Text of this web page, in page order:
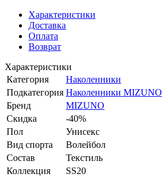
Характеристики
Доставка
Оплата
Возврат
Характеристики
Категория
Наколенники
Подкатегория Наколенники MIZUNO
Бренд
MIZUNO
Скидка
-40%
Пол
Унисекс
Вид спорта
Волейбол
Состав
Текстиль
Коллекция
SS20